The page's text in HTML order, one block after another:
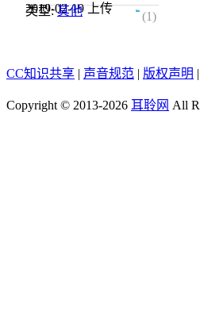
2019-02-19上传
类型:其他 5.0(1)
CC知识共享 | 声音规范 | 版权声明 |
Copyright © 2013-2026 耳聆网 All